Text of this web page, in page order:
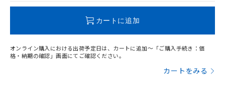
カートに追加
オンライン購入における出荷予定日は、カートに追加～「ご購入手続き：価
格・納期の確認」画面にてご確認ください。
カートをみる